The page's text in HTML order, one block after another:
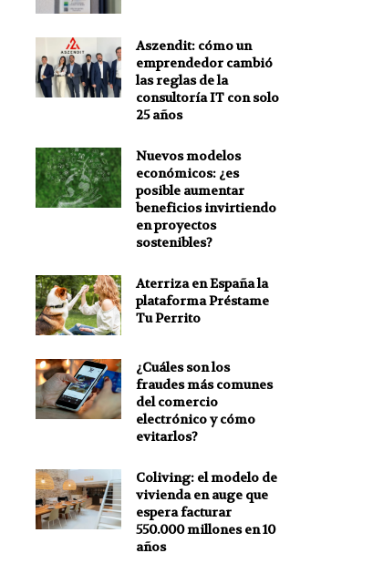
Aszendit: cómo un
emprendedor cambió
las reglas de la
consultoría IT con solo
25 años
Nuevos modelos
económicos: ¿es
posible aumentar
beneficios invirtiendo
en proyectos
sostenibles?
Aterriza en España la
plataforma Préstame
Tu Perrito
¿Cuáles son los
fraudes más comunes
del comercio
electrónico y cómo
evitarlos?
Coliving: el modelo de
vivienda en auge que
espera facturar
550.000 millones en 10
años